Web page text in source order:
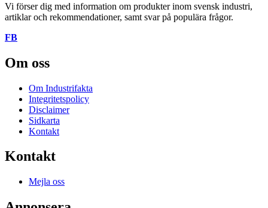
Vi förser dig med information om produkter inom svensk industri,
artiklar och rekommendationer, samt svar på populära frågor.
FB
Om oss
Om Industrifakta
Integritetspolicy
Disclaimer
Sidkarta
Kontakt
Kontakt
Mejla oss